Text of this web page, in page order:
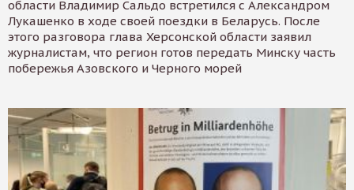
области Владимир Сальдо встретился с Александром
Лукашенко в ходе своей поездки в Беларусь. После
этого разговора глава Херсонской области заявил
журналистам, что регион готов передать Минску часть
побережья Азовского и Черного морей